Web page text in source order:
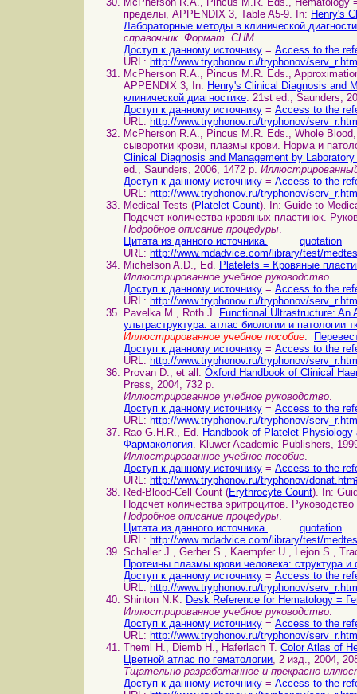
пределы, APPENDIX 3, Table A5-9. In: Henry's
Лабораторные методы в клинической
справочник. Формат .CHM.
Доступ к данному источнику = Access to the
URL: http://www.tryphonov.ru/tryphonov/
McPherson R.A., Pincus M.R. Eds.,
APPENDIX 3, In: Henry's Clinical Diagnosis and
клинической диагностике. 21st ed., Saunders,
Доступ к данному источнику = Access to the
URL: http://www.tryphonov.ru/tryphonov/
McPherson R.A., Pincus M.R. Eds., Whole
сыворотки крови, плазмы крови. Норма и
Clinical Diagnosis and Management by
ed., Saunders, 2006, 1472 p.
Доступ к данному источнику = Access to the
URL: http://www.tryphonov.ru/tryphonov/
Medical Tests (Platelet Count). In: Guide to
Подсчет количества кровяных пластинок.
Подробное описание процедуры.
Цитата из данного источника.
quotation
URL: http://www.mdadvice.com/library/test/
Michelson A.D., Ed. Platelets = Кровяные
Иллюстрированное учебное руководство.
Доступ к данному источнику = Access to the
URL: http://www.tryphonov.ru/tryphonov/
Pavelka M., Roth J. Functional Ultrastructure:
ультраструктура: атлас биологии и патологии
Иллюстрированное учебное пособие.
Доступ к данному источнику = Access to the
URL: http://www.tryphonov.ru/tryphonov/
Provan D., et all. Oxford Handbook of Clinical
Press, 2004, 732 p.
Иллюстрированное учебное руководство.
Доступ к данному источнику = Access to the
URL: http://www.tryphonov.ru/tryphonov/
Rao G.H.R., Ed. Handbook of Platelet
Фармакология. Kluwer Academic Publishers,
Иллюстрированное учебное пособие.
Доступ к данному источнику = Access to the
URL: http://www.tryphonov.ru/tryphonov/
Red-Blood-Cell Count (Erythrocyte Count). In:
Подсчет количества эритроцитов.
Подробное описание процедуры.
Цитата из данного источника.
quotation
URL: http://www.mdadvice.com/library/test/
Schaller J., Gerber S., Kaempfer U., Lejon S.,
Протеины плазмы крови человека: структура и
Доступ к данному источнику = Access to the
URL: http://www.tryphonov.ru/tryphonov/
Shinton N.K. Desk Reference for Hematology =
Иллюстрированное учебное руководство.
Доступ к данному источнику = Access to the
URL: http://www.tryphonov.ru/tryphonov/
Theml H., Diemb H., Haferlach T. Color Atlas of
Цветной атлас по гематологии, 2 изд., 2004,
Тщательно разработанное и прекрасно
Доступ к данному источнику = Access to the